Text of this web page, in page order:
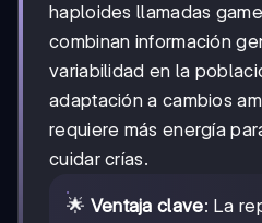
haploides llamadas
combinan información
variabilidad en la
adaptación a cambios
requiere más energía
cuidar crías.
🌟 Ventaja clave: La